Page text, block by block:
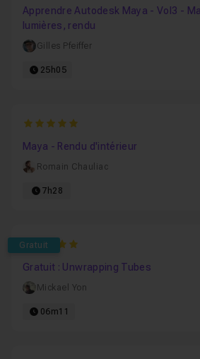
Apprendre Autodesk Maya - Vol3 -
lumières, rendu
Gilles Pfeiffer
25h05
5
Maya - Rendu d'intérieur
Romain Chauliac
7h28
Gratuit
5
Gratuit : Unwrapping Tubes
Mickael Yon
06m11